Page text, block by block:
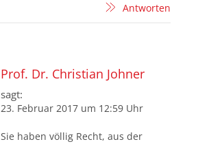
Antworten
Prof. Dr. Christian Johner
sagt:
23. Februar 2017 um 12:59 Uhr
Sie haben völlig Recht, aus der